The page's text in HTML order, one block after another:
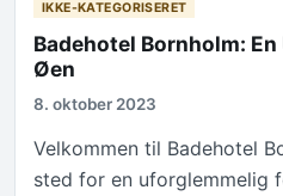
IKKE-KATEGORISERET
Badehotel Bornholm:
Øen
8. oktober 2023
Velkommen til Badehotel
sted for en uforglemmelig